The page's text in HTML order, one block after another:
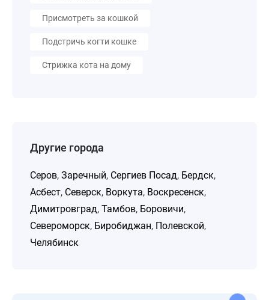
Присмотреть за кошкой
Подстричь когти кошке
Стрижка кота на дому
Другие города
Серов, Заречный, Сергиев Посад, Бердск,
Асбест, Северск, Воркута, Воскресенск,
Димитровград, Тамбов, Боровичи,
Североморск, Биробиджан, Полевской,
Челябинск